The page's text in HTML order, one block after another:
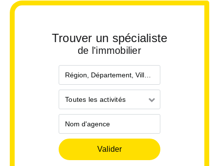
Trouver un spécialiste
de l'immobilier
Localisation
Toutes
les
activités
Toutes les activités
Nom
d'agence